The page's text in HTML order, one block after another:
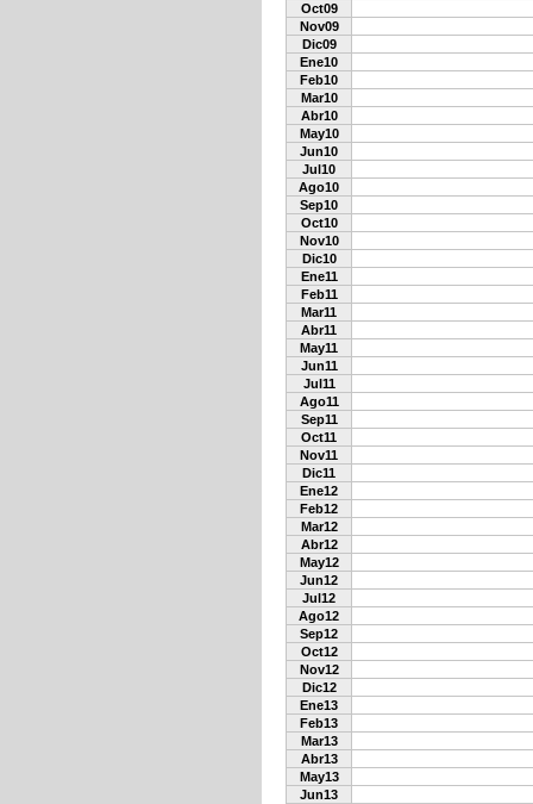
Oct09
Nov09
Dic09
Ene10
Feb10
Mar10
Abr10
May10
Jun10
Jul10
Ago10
Sep10
Oct10
Nov10
Dic10
Ene11
Feb11
Mar11
Abr11
May11
Jun11
Jul11
Ago11
Sep11
Oct11
Nov11
Dic11
Ene12
Feb12
Mar12
Abr12
May12
Jun12
Jul12
Ago12
Sep12
Oct12
Nov12
Dic12
Ene13
Feb13
Mar13
Abr13
May13
Jun13